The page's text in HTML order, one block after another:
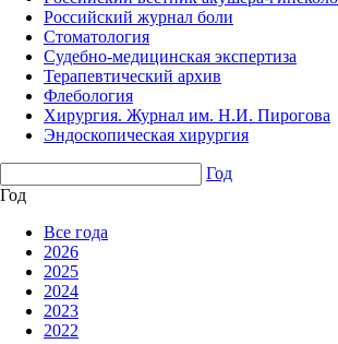
Российский журнал боли
Стоматология
Судебно-медицинская экспертиза
Терапевтический архив
Флебология
Хирургия. Журнал им. Н.И. Пирогова
Эндоскопическая хирургия
Год
Год
Все года
2026
2025
2024
2023
2022